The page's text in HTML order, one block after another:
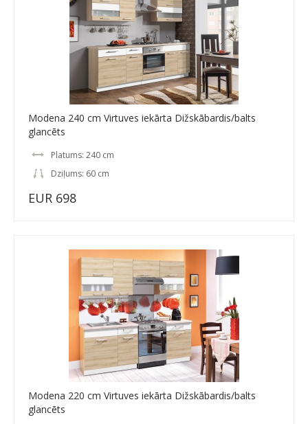
Modena 240 cm Virtuves iekārta Dižskābardis/balts
glancēts
Platums: 240 cm
Dziļums: 60 cm
EUR 698
Modena 220 cm Virtuves iekārta Dižskābardis/balts
glancēts